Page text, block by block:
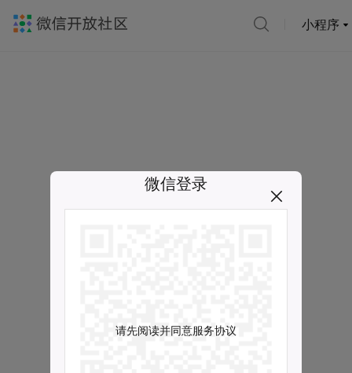
小程序
微信登录
请先阅读并同意服务协议